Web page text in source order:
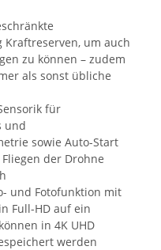
um auch
zu können – zudem
als sonst übliche
für
und
sowie Auto-Start
der Drohne
und Fotofunktion mit
Full-HD auf ein
in 4K UHD
werden